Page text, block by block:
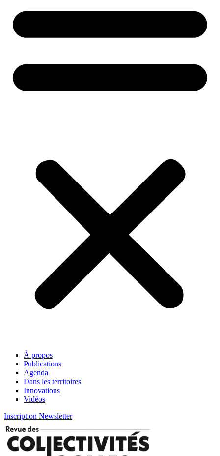
À propos
Publications
Agenda
Dans les territoires
Innovations
Vidéos
Inscription Newsletter